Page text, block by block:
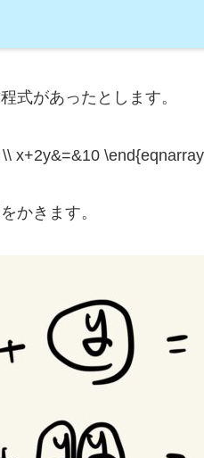
式があったとします。
x+2y&=&10
かきます。